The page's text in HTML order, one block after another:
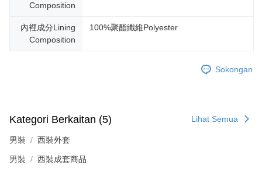
Composition
內裡成分Lining
Composition
100%聚酯纖維Polyester
Sokongan
Kategori Berkaitan (5) Lihat Semua
男裝 西裝外套
男裝 西裝成套商品